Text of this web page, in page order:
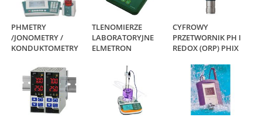
PHMETRY
/JONOMETRY /
KONDUKTOMETRY
TLENOMIERZE
LABORATORYJNE
ELMETRON
CYFROWY
PRZETWORNIK PH I
REDOX (ORP) PHIX